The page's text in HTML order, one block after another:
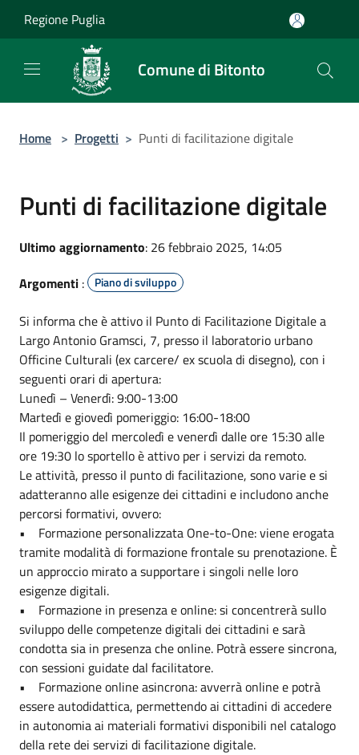
Regione Puglia
Comune di Bitonto
Home > Progetti > Punti di facilitazione digitale
Punti di facilitazione digitale
Ultimo aggiornamento: 26 febbraio 2025, 14:05
Argomenti : Piano di sviluppo
Si informa che è attivo il Punto di Facilitazione Digitale a
Largo Antonio Gramsci, 7, presso il laboratorio urbano
Officine Culturali (ex carcere/ ex scuola di disegno), con i
seguenti orari di apertura:
Lunedì – Venerdì: 9:00-13:00
Martedì e giovedì pomeriggio: 16:00-18:00
Il pomeriggio del mercoledì e venerdì dalle ore 15:30 alle
ore 19:30 lo sportello è attivo per i servizi da remoto.
Le attività, presso il punto di facilitazione, sono varie e si
adatteranno alle esigenze dei cittadini e includono anche
percorsi formativi, ovvero:
• Formazione personalizzata One-to-One: viene erogata
tramite modalità di formazione frontale su prenotazione. È
un approccio mirato a supportare i singoli nelle loro
esigenze digitali.
• Formazione in presenza e online: si concentrerà sullo
sviluppo delle competenze digitali dei cittadini e sarà
condotta sia in presenza che online. Potrà essere sincrona,
con sessioni guidate dal facilitatore.
• Formazione online asincrona: avverrà online e potrà
essere autodidattica, permettendo ai cittadini di accedere
in autonomia ai materiali formativi disponibili nel catalogo
della rete dei servizi di facilitazione digitale.